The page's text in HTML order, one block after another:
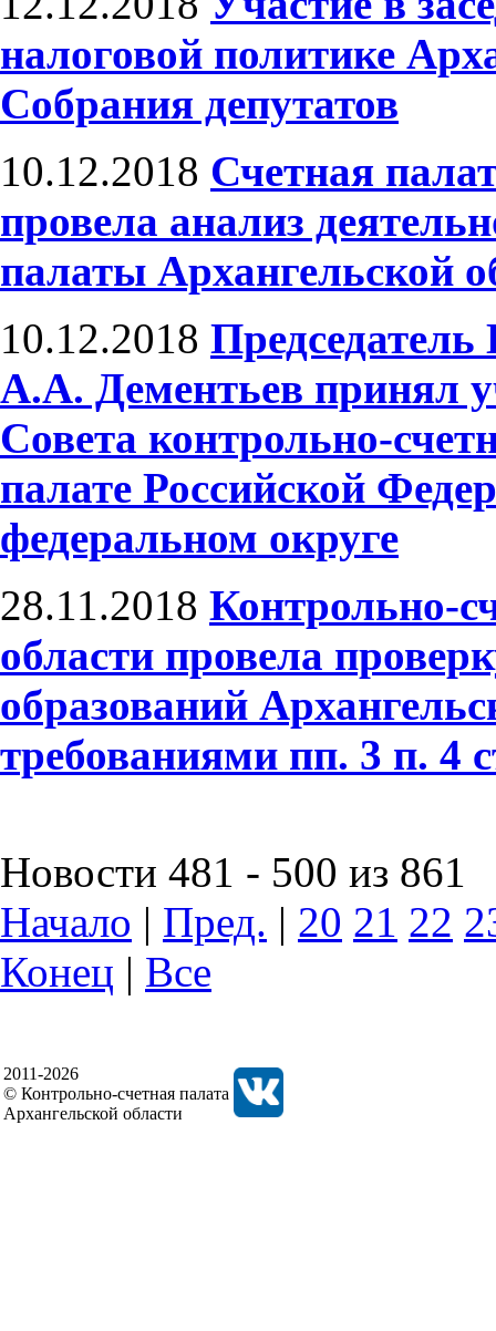
налоговой политике
Собрания депутатов
10.12.2018 Счетная
провела анализ
палаты Архангельской
10.12.2018
А.А. Дементьев принял
Совета контрольно-
палате Российской
федеральном округе
28.11.2018 Контрольно-
области провела
образований
требованиями пп. 3 п. 4
Новости 481 - 500 из 861
Начало | Пред. | 20 21 22
Конец | Все
2011-2026
© Контрольно-счетная палата
Архангельской области